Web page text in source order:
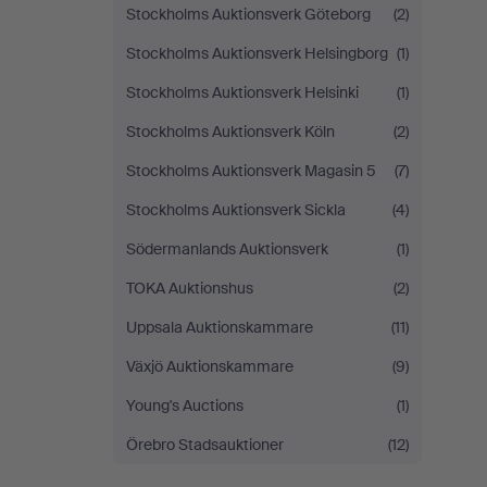
Stockholms Auktionsverk Göteborg
(2)
Stockholms Auktionsverk Helsingborg (1)
Stockholms Auktionsverk Helsinki
(1)
Stockholms Auktionsverk Köln
(2)
Stockholms Auktionsverk Magasin 5
(7)
Stockholms Auktionsverk Sickla
(4)
Södermanlands Auktionsverk
(1)
TOKA Auktionshus
(2)
Uppsala Auktionskammare
(11)
Växjö Auktionskammare
(9)
Young's Auctions
(1)
Örebro Stadsauktioner
(12)